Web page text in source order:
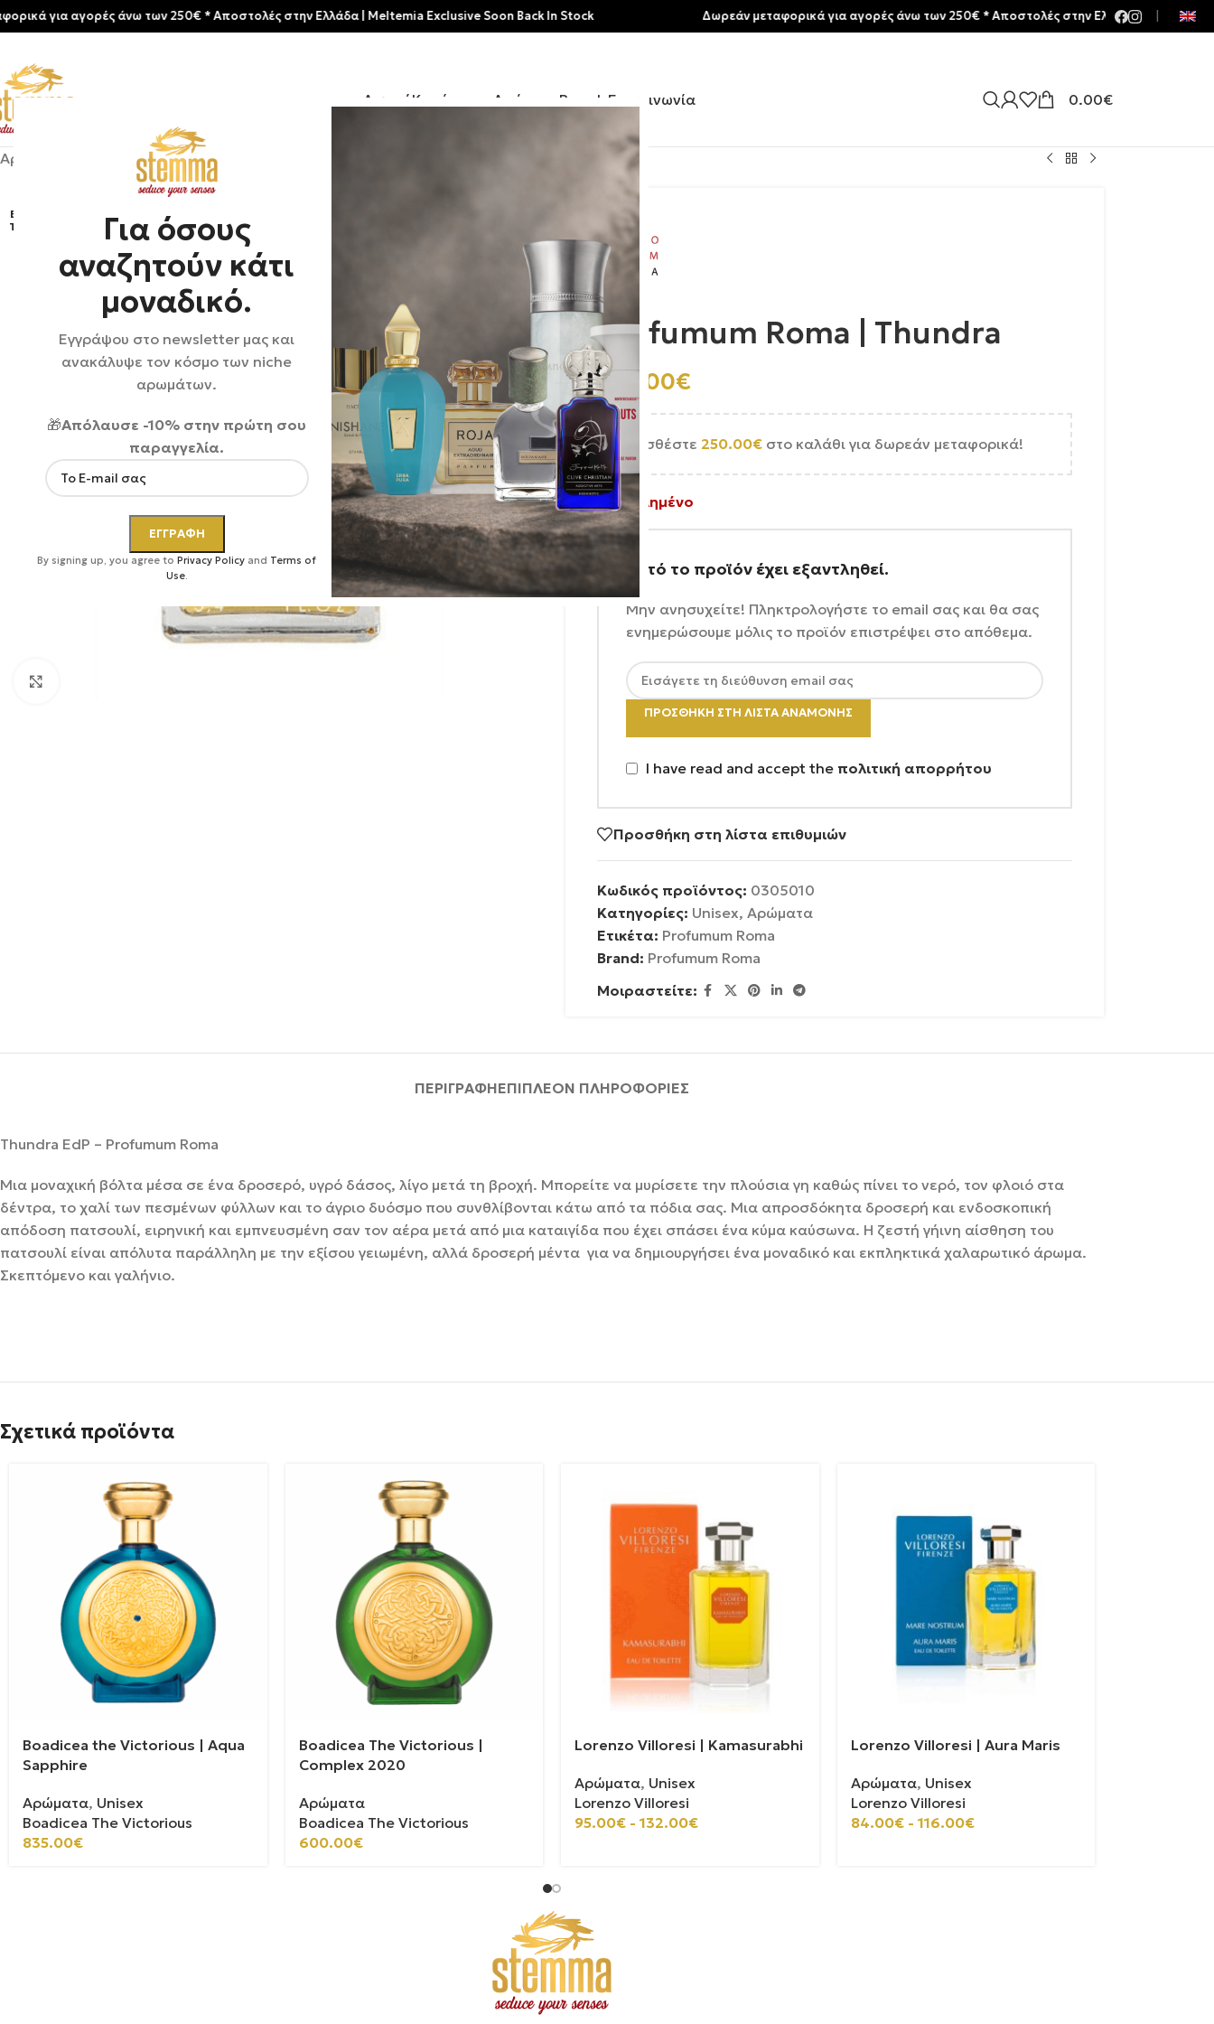
Για όσους
αναζητούν κάτι
μοναδικό.
Εγγράψου στο newsletter μας και
ανακάλυψε τον κόσμο των niche
αρωμάτων.
🎁Απόλαυσε -10% στην πρώτη σου
παραγγελία.
By signing up, you agree toPrivacy Policy and Terms of
Use.
Αρχική Κατάστημα Αρώματα Brands Επικοινωνία 0.00€
Αρχική σελίδα Shop/Αρώματα/
ΕΞΑΝ
ΤΛΉΘ
Profumum Roma | Thundra
250.00€
Προσθέστε 250.00€στο καλάθι για δωρεάν μεταφορικά!
Εξαντλημένο
Αυτό το προϊόν έχει εξαντληθεί.
Μην ανησυχείτε! Πληκτρολογήστε το email σας και θα σας
ενημερώσουμε μόλις το προϊόν επιστρέψει στο απόθεμα.
ΠΡΟΣΘΉΚΗ ΣΤΗ ΛΊΣΤΑ ΑΝΑΜΟΝΉΣ
I have read and accept the πολιτική απορρήτου
Προσθήκη στη λίστα επιθυμιών
Κωδικός προϊόντος: 0305010
Κατηγορίες: Unisex, Αρώματα
Ετικέτα: Profumum Roma
Brand: Profumum Roma
Μοιραστείτε:
ΠΕΡΙΓΡΑΦΉΕΠΙΠΛΈΟΝ ΠΛΗΡΟΦΟΡΊΕΣ
Thundra EdP – Profumum Roma
Μια μοναχική βόλτα μέσα σε ένα δροσερό, υγρό δάσος, λίγο μετά τη βροχή. Μπορείτε να μυρίσετε την πλούσια γη καθώς πίνει το νερό, τον φλοιό στα
δέντρα, το χαλί των πεσμένων φύλλων και το άγριο δυόσμο που συνθλίβονται κάτω από τα πόδια σας. Μια απροσδόκητα δροσερή και ενδοσκοπική
απόδοση πατσουλί, ειρηνική και εμπνευσμένη σαν τον αέρα μετά από μια καταιγίδα που έχει σπάσει ένα κύμα καύσωνα. Η ζεστή γήινη αίσθηση του
πατσουλί είναι απόλυτα παράλληλη με την εξίσου γειωμένη, αλλά δροσερή μέντα για να δημιουργήσει ένα μοναδικό και εκπληκτικά χαλαρωτικό άρωμα.
Σκεπτόμενο και γαλήνιο.
Σχετικά προϊόντα
Boadicea the Victorious | Aqua
Sapphire
Αρώματα, Unisex
Boadicea The Victorious
835.00€
Boadicea The Victorious |
Complex 2020
Αρώματα
Boadicea The Victorious
600.00€
Lorenzo Villoresi | Kamasurabhi
Αρώματα, Unisex
Lorenzo Villoresi
95.00€ - 132.00€
Lorenzo Villoresi | Aura Maris
Αρώματα, Unisex
Lorenzo Villoresi
84.00€ - 116.00€
αγορές άνω των 250€ * Aποστολές στην Ελλάδα | Meltemia Exclusive Soon Back In Stock Δωρεάν μεταφορικά για αγορές άνω των 250€ * Aποστολές στην Ελλάδα | Meltemia